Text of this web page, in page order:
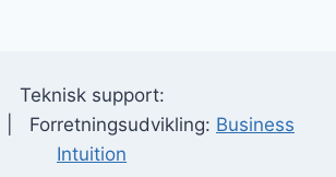
Teknisk support:
| Forretningsudvikling: Business
Intuition